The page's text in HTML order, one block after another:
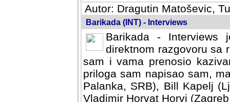
Autor: Dragutin Matoševic,
Barikada (INT) - Interviews
Barikada -
direktnom razgovoru sa
sam i vama prenosio
priloga sam napisao sam,
Palanka, SRB), Bill Kapelj
Vladimir Horvat Horvi